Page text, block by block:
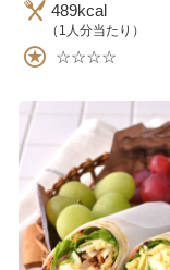
489kcal
（1人分当たり）
☆☆☆☆